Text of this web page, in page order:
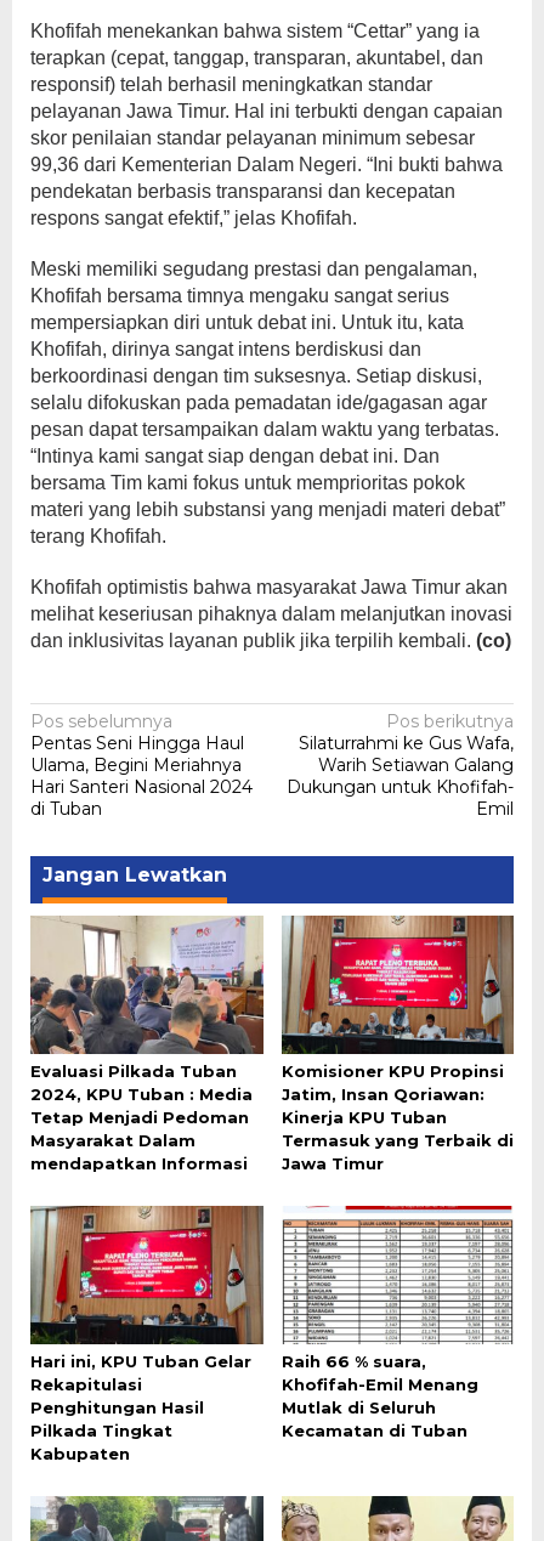
Khofifah menekankan bahwa sistem “Cettar” yang ia
terapkan (cepat, tanggap, transparan, akuntabel, dan
responsif) telah berhasil meningkatkan standar
pelayanan Jawa Timur. Hal ini terbukti dengan capaian
skor penilaian standar pelayanan minimum sebesar
99,36 dari Kementerian Dalam Negeri. “Ini bukti bahwa
pendekatan berbasis transparansi dan kecepatan
respons sangat efektif,” jelas Khofifah.
Meski memiliki segudang prestasi dan pengalaman,
Khofifah bersama timnya mengaku sangat serius
mempersiapkan diri untuk debat ini. Untuk itu, kata
Khofifah, dirinya sangat intens berdiskusi dan
berkoordinasi dengan tim suksesnya. Setiap diskusi,
selalu difokuskan pada pemadatan ide/gagasan agar
pesan dapat tersampaikan dalam waktu yang terbatas.
“Intinya kami sangat siap dengan debat ini. Dan
bersama Tim kami fokus untuk memprioritas pokok
materi yang lebih substansi yang menjadi materi debat”
terang Khofifah.
Khofifah optimistis bahwa masyarakat Jawa Timur akan
melihat keseriusan pihaknya dalam melanjutkan inovasi
dan inklusivitas layanan publik jika terpilih kembali. (co)
Navigasi
pos
Pos sebelumnya
Pentas Seni Hingga Haul
Ulama, Begini Meriahnya
Hari Santeri Nasional 2024
di Tuban
Pos berikutnya
Silaturrahmi ke Gus Wafa,
Warih Setiawan Galang
Dukungan untuk Khofifah-
Emil
Jangan Lewatkan
Evaluasi Pilkada Tuban
2024, KPU Tuban : Media
Tetap Menjadi Pedoman
Masyarakat Dalam
mendapatkan Informasi
Komisioner KPU Propinsi
Jatim, Insan Qoriawan:
Kinerja KPU Tuban
Termasuk yang Terbaik di
Jawa Timur
Hari ini, KPU Tuban Gelar
Rekapitulasi
Penghitungan Hasil
Pilkada Tingkat
Kabupaten
Raih 66 % suara,
Khofifah-Emil Menang
Mutlak di Seluruh
Kecamatan di Tuban